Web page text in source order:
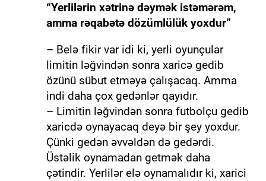
“Yerlilərin xətrinə dəymək istəmərəm,
amma rəqabətə dözümlülük yoxdur”
– Belə fikir var idi ki, yerli oyunçular
limitin ləğvindən sonra xaricə gedib
özünü sübut etməyə çalışacaq. Amma
indi daha çox gedənlər qayıdır.
– Limitin ləğvindən sonra futbolçu gedib
xaricdə oynayacaq deyə bir şey yoxdur.
Çünki gedən əvvəldən də gedərdi.
Üstəlik oynamadan getmək daha
çətindir. Yerlilər elə oynamalıdır ki, xarici